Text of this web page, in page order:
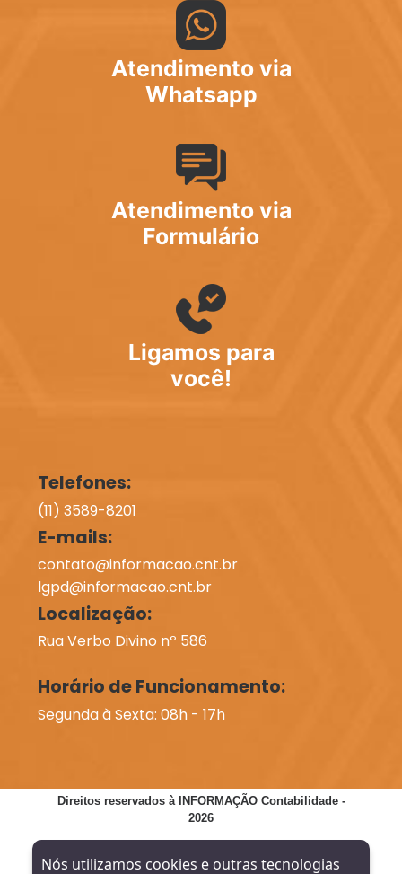
Atendimento via
Whatsapp
Atendimento via
Formulário
Ligamos para
você!
Telefones:
(11) 3589-8201
E-mails:
contato@informacao.cnt.br
lgpd@informacao.cnt.br
Localização:
Rua Verbo Divino nº 586
Horário de Funcionamento:
Segunda à Sexta: 08h - 17h
Direitos reservados à INFORMAÇÃO Contabilidade -
2026
Nós utilizamos cookies e outras tecnologias